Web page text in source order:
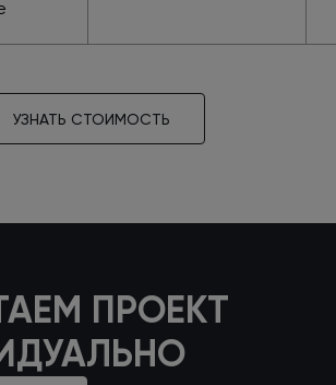
УЗНАТЬ СТОИМОСТЬ
ПРОЕКТ